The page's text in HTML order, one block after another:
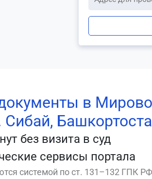
в
без визита в суд
сервисы портала
системой по ст. 131–132 ГПК